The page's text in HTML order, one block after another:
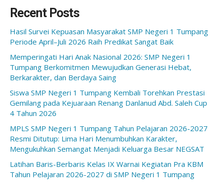
Recent Posts
Hasil Survei Kepuasan Masyarakat SMP Negeri 1 Tumpang
Periode April–Juli 2026 Raih Predikat Sangat Baik
Memperingati Hari Anak Nasional 2026: SMP Negeri 1
Tumpang Berkomitmen Mewujudkan Generasi Hebat,
Berkarakter, dan Berdaya Saing
Siswa SMP Negeri 1 Tumpang Kembali Torehkan Prestasi
Gemilang pada Kejuaraan Renang Danlanud Abd. Saleh Cup
4 Tahun 2026
MPLS SMP Negeri 1 Tumpang Tahun Pelajaran 2026-2027
Resmi Ditutup: Lima Hari Menumbuhkan Karakter,
Mengukuhkan Semangat Menjadi Keluarga Besar NEGSAT
Latihan Baris-Berbaris Kelas IX Warnai Kegiatan Pra KBM
Tahun Pelajaran 2026-2027 di SMP Negeri 1 Tumpang